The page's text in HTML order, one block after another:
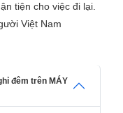
tiện cho việc đi lại.
Việt Nam
đêm trên MÁY